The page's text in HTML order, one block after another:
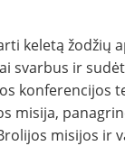
keletą žodžių
svarbus ir
konferencijos
misija,
misijos ir